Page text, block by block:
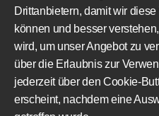
+48
+48
Drittanbietern, damit wir
können und besser
wird, um unser Angebot zu
über die Erlaubnis zur
jederzeit über den Cookie-
erscheint, nachdem eine